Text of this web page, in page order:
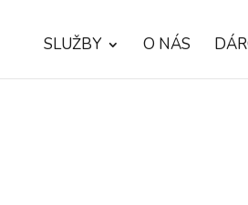
SLUŽBY O NÁS